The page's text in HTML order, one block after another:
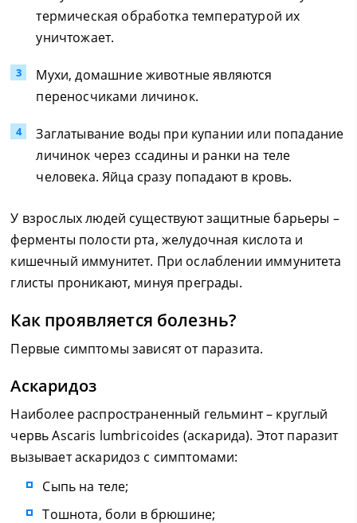
термическая обработка температурой их
уничтожает.
Мухи, домашние животные являются
переносчиками личинок.
Заглатывание воды при купании или попадание
личинок через ссадины и ранки на теле
человека. Яйца сразу попадают в кровь.
У взрослых людей существуют защитные барьеры –
ферменты полости рта, желудочная кислота и
кишечный иммунитет. При ослаблении иммунитета
глисты проникают, минуя преграды.
Как проявляется болезнь?
Первые симптомы зависят от паразита.
Аскаридоз
Наиболее распространенный гельминт – круглый
червь Ascaris lumbricoides (аскарида). Этот паразит
вызывает аскаридоз с симптомами:
Сыпь на теле;
Тошнота, боли в брюшине;